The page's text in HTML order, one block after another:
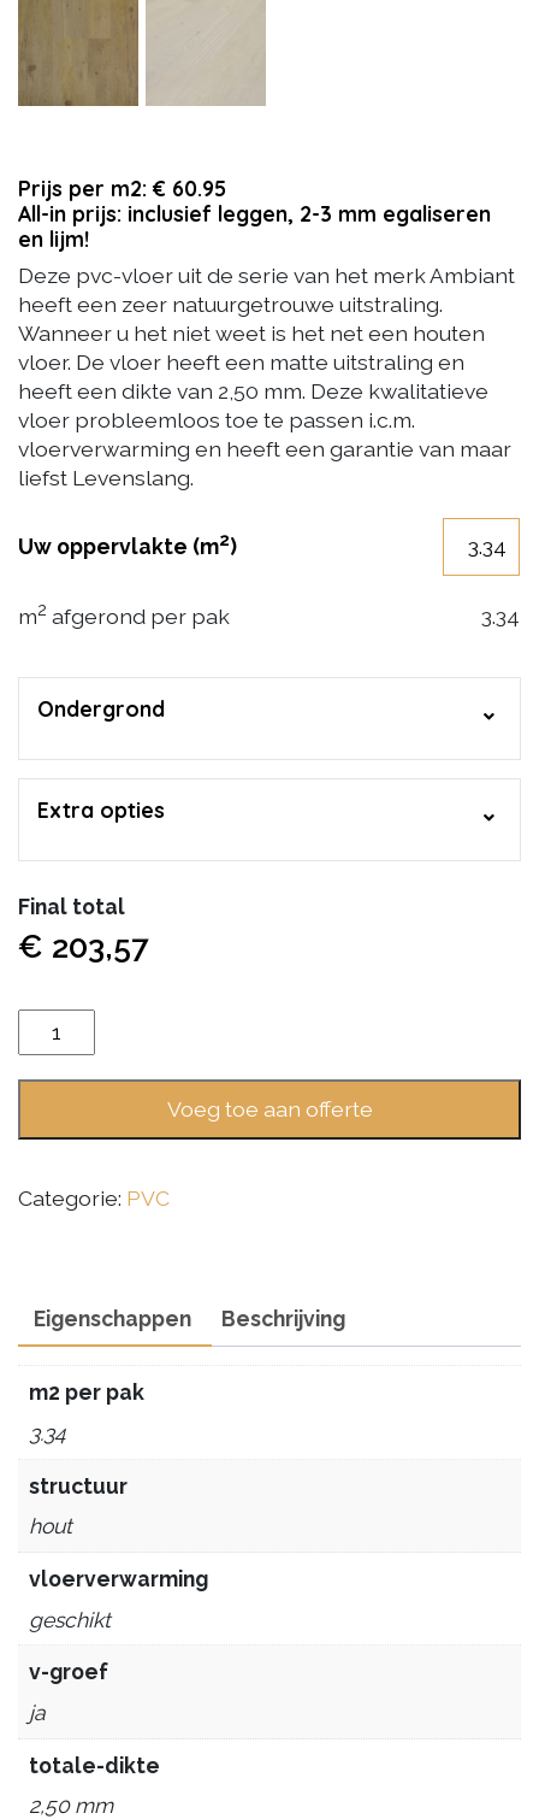
Prijs per m2: € 60.95
All-in prijs: inclusief leggen, 2-3 mm egaliseren
en lijm!
Deze pvc-vloer uit de serie van het merk Ambiant
heeft een zeer natuurgetrouwe uitstraling.
Wanneer u het niet weet is het net een houten
vloer. De vloer heeft een matte uitstraling en
heeft een dikte van 2,50 mm. Deze kwalitatieve
vloer probleemloos toe te passen i.c.m.
vloerverwarming en heeft een garantie van maar
liefst Levenslang.
Uw oppervlakte (m2)
m2 afgerond per pak 3.34
Ondergrond
Extra opties
Final total
€ 203,57
Aantal
Voeg toe aan offerte
Categorie: PVC
Eigenschappen Beschrijving
m2 per pak
3.34
structuur
hout
vloerverwarming
geschikt
v-groef
ja
totale-dikte
2,50 mm